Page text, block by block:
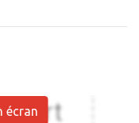
écran